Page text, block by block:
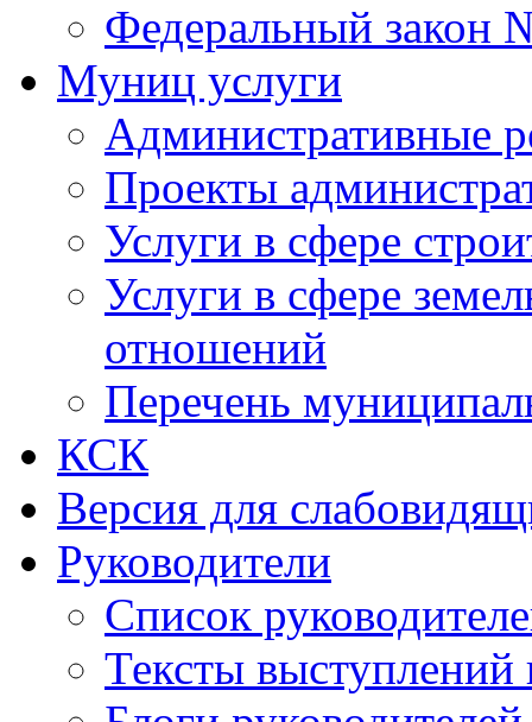
Федеральный закон
Муниц услуги
Административные
Проекты
Услуги в сфере
Услуги в сфере
отношений
Перечень
КСК
Версия для
Руководители
Список
Тексты выступлений